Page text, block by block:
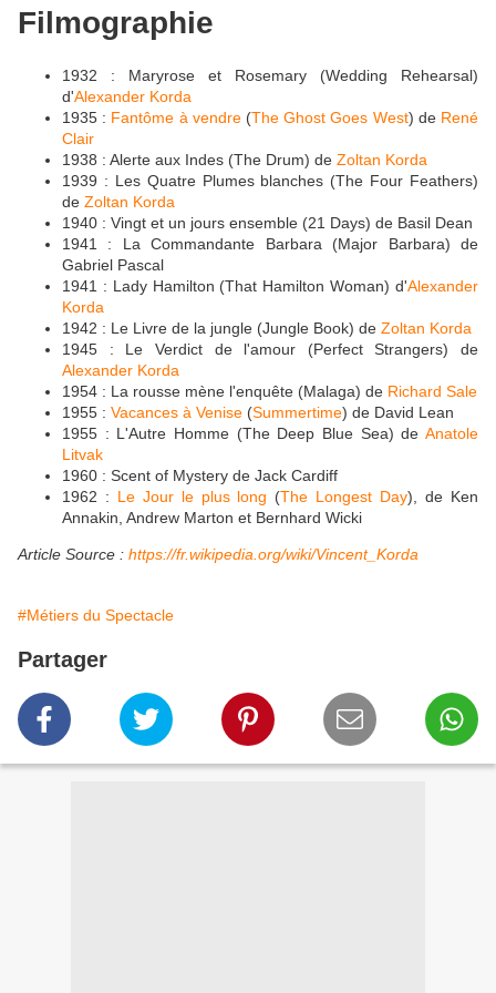
Filmographie
1932 : Maryrose et Rosemary (Wedding Rehearsal)
d'Alexander Korda
1935 : Fantôme à vendre(The Ghost Goes West) de René
Clair
1938 : Alerte aux Indes (The Drum) de Zoltan Korda
1939 : Les Quatre Plumes blanches (The Four Feathers)
de Zoltan Korda
1940 : Vingt et un jours ensemble (21 Days) de Basil Dean
1941 : La Commandante Barbara (Major Barbara) de
Gabriel Pascal
1941 : Lady Hamilton (That Hamilton Woman) d'Alexander
Korda
1942 : Le Livre de la jungle (Jungle Book) de Zoltan Korda
1945 : Le Verdict de l'amour (Perfect Strangers) de
Alexander Korda
1954 : La rousse mène l'enquête (Malaga) de Richard Sale
1955 : Vacances à Venise (Summertime) de David Lean
1955 : L'Autre Homme (The Deep Blue Sea) de Anatole
Litvak
1960 : Scent of Mystery de Jack Cardiff
1962 : Le Jour le plus long (The Longest Day), de Ken
Annakin, Andrew Marton et Bernhard Wicki
Article Source : https://fr.wikipedia.org/wiki/Vincent_Korda
#Métiers du Spectacle
Partager